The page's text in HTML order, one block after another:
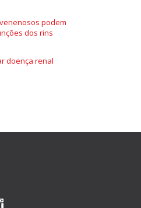
podem
dos rins
doença renal